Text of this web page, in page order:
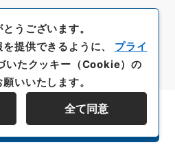
階層を表示する
うございます。
提供できるように、 プライ
いたクッキー（Cookie）の
いいたします。
全て同意